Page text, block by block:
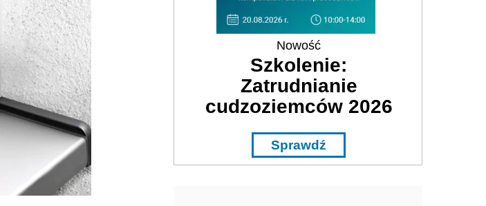
Nowość
Szkolenie:
Zatrudnianie
cudzoziemców 2026
Sprawdź